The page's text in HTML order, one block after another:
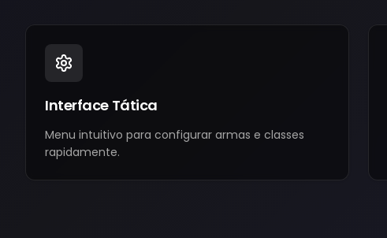
Interface Tática
Menu intuitivo para configurar armas e classes
rapidamente.